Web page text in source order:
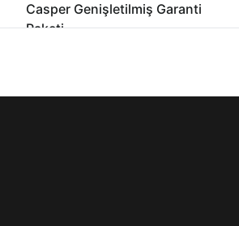
Casper Genişletilmiş Garanti
Paketi